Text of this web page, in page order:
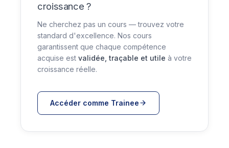
croissance ?
Ne cherchez pas un cours — trouvez votre
standard d'excellence. Nos cours
garantissent que chaque compétence
acquise est validée, traçable et utile à votre
croissance réelle.
Accéder comme Trainee